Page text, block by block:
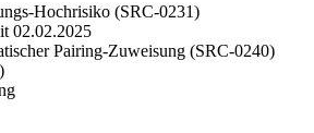
Hochrisiko (SRC-0231)
02.02.2025
Pairing-Zuweisung (SRC-0240)